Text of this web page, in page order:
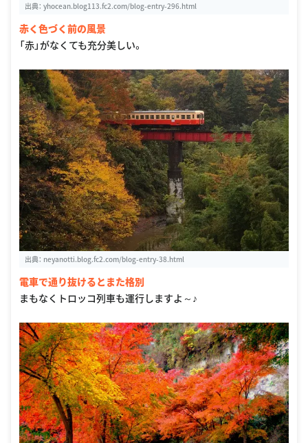
出典： yhocean.blog113.fc2.com/blog-entry-296.html
赤く色づく前の風景
「赤」がなくても充分美しい。
出典： neyanotti.blog.fc2.com/blog-entry-38.html
電車で通り抜けるとまた格別
まもなくトロッコ列車も運行しますよ～♪